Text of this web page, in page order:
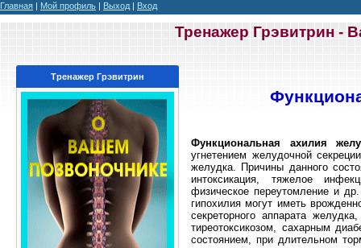
Главная | Мой профиль | Выход | Вход
Тренажер Грэвитрин -
Тренажер Грэвитрин
Функциональная ахилия
угнетением желу­дочной
желудка. Причины данно­го
интоксикация, тяжелое
физическое переутомление и
гипохилия могут иметь
секреторного ап­парата
тиреотоксикозом, сахарным
состоянием, при длительном